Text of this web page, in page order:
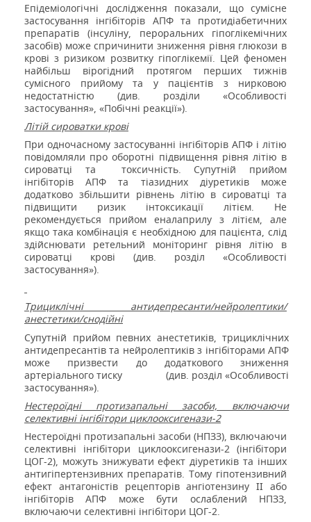
Епідеміологічні дослідження показали, що сумісне
застосування інгібіторів АПФ та протидіабетичних
препаратів (інсуліну, пероральних гіпоглікемічних
засобів) може спричинити зниження рівня глюкози в
крові з ризиком розвитку гіпоглікемії. Цей феномен
найбільш вірогідний протягом перших тижнів
сумісного прийому та у пацієнтів з нирковою
недостатністю (див. розділи «Особливості
застосування», «Побічні реакції»).
Літій сироватки крові
При одночасному застосуванні інгібіторів АПФ і літію
повідомляли про оборотні підвищення рівня літію в
сироватці та
токсичність. Супутній прийом
інгібіторів АПФ та тіазидних діуретиків може
додатково збільшити рівнень літію в сироватці та
підвищити ризик інтоксикації літієм. Не
рекомендується прийом еналаприлу з літієм, але
якщо така комбінація є необхідною для пацієнта, слід
здійснювати ретельний моніторинг рівня літію в
сироватці крові (див. розділ «Особливості
застосування»).
Трициклічні антидепресанти/нейролептики/
анестетики/снодійні
Супутній прийом певних анестетиків, трициклічних
антидепресантів та нейролептиків з інгібіторами АПФ
може призвести до додаткового зниження
артеріального тиску
(див. розділ «Особливості
застосування»).
Нестероїдні протизапальні засоби, включаючи
селективні інгібітори циклооксигенази-2
Нестероїдні протизапальні засоби (НПЗЗ), включаючи
селективні інгібітори циклооксигенази-2 (інгібітори
ЦОГ-2), можуть знижувати ефект діуретиків та інших
антигіпертензивних препаратів. Тому гіпотензивний
ефект антагоністів рецепторів ангіотензинуII або
інгібіторів АПФ може бути ослаблений НПЗЗ,
включаючи селективні інгібітори ЦОГ-2.